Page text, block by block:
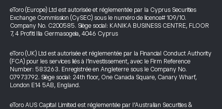
eToro (Europe) Ltd est autorisée et réglementée par la Cyprus Securities
Exchange Commission (CySEC) sous le numéro de licence# 109/10.
Company No. C200585. Siège social: KANIKA BUSINESS CENTRE, FLOOR
7, 4 Profiti Ilia Germasogeia, 4046 Cyprus
eToro (UK) Ltd est autorisée et réglementée par la Financial Conduct Authority
(FCA) pour les services liés à l’investissement, avec le Firm Reference
Number: 583263. Enregistrée en Angleterre sous le Company No.
07973792. Siège social: 24th floor, One Canada Square, Canary Wharf,
London E14 5AB, England.
eToro AUS Capital Limited est réglementée par l’Australian Securities &